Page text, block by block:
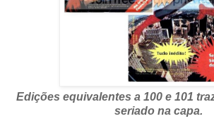
Edições equivalentes a 100 e 101
seriado na capa.